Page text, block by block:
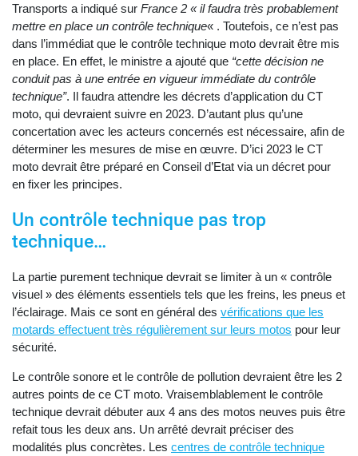
Transports a indiqué sur France 2 « il faudra très probablement
mettre en place un contrôle technique« . Toutefois, ce n’est pas
dans l’immédiat que le contrôle technique moto devrait être mis
en place. En effet, le ministre a ajouté que “cette décision ne
conduit pas à une entrée en vigueur immédiate du contrôle
technique”. Il faudra attendre les décrets d’application du CT
moto, qui devraient suivre en 2023. D’autant plus qu’une
concertation avec les acteurs concernés est nécessaire, afin de
déterminer les mesures de mise en œuvre. D’ici 2023 le CT
moto devrait être préparé en Conseil d’Etat via un décret pour
en fixer les principes.
Un contrôle technique pas trop
technique…
La partie purement technique devrait se limiter à un « contrôle
visuel » des éléments essentiels tels que les freins, les pneus et
l’éclairage. Mais ce sont en général des vérifications que les
motards effectuent très régulièrement sur leurs motos pour leur
sécurité.
Le contrôle sonore et le contrôle de pollution devraient être les 2
autres points de ce CT moto. Vraisemblablement le contrôle
technique devrait débuter aux 4 ans des motos neuves puis être
refait tous les deux ans. Un arrêté devrait préciser des
modalités plus concrètes. Les centres de contrôle technique